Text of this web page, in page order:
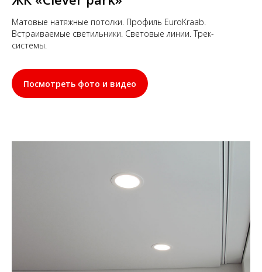
Матовые натяжные потолки. Профиль EuroKraab.
Встраиваемые светильники. Световые линии. Трек-
системы.
Посмотреть фото и видео